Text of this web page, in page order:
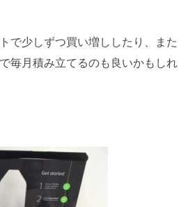
で少しずつ買い増ししたり、また
毎月積み立てるのも良いかもしれ